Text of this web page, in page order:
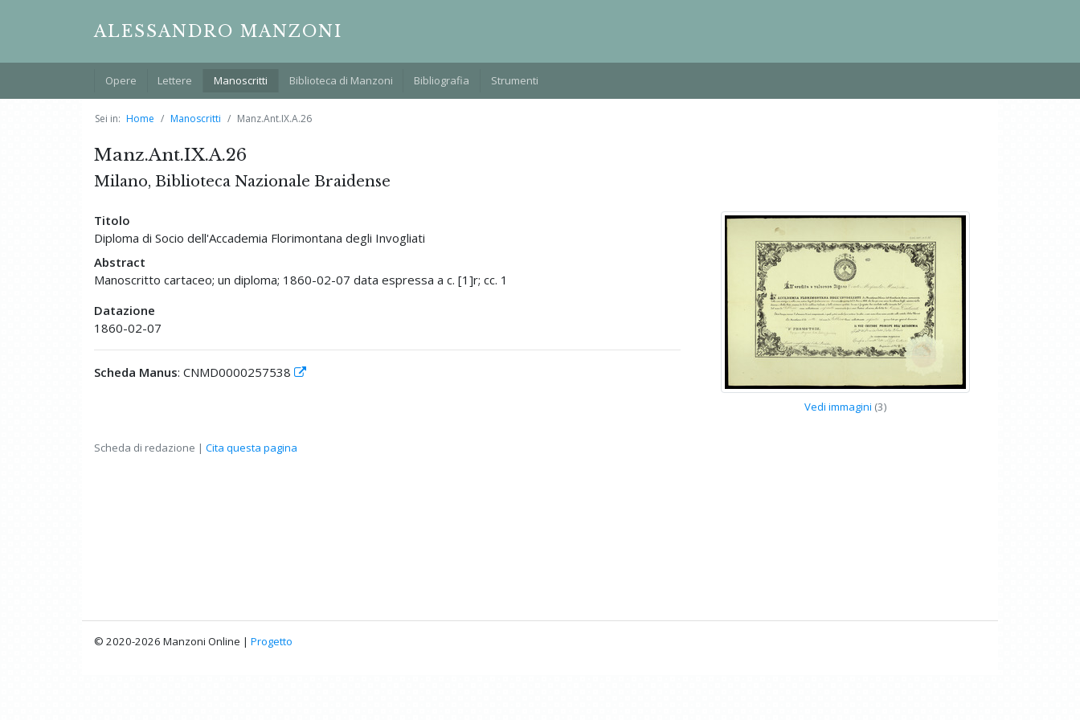
ALESSANDRO MANZONI
Opere Lettere Manoscritti Biblioteca di Manzoni Bibliografia Strumenti
Sei in: Home Manoscritti Manz.Ant.IX.A.26
Manz.Ant.IX.A.26
Milano, Biblioteca Nazionale Braidense
Titolo
Diploma di Socio dell'Accademia Florimontana degli Invogliati
Abstract
Manoscritto cartaceo; un diploma; 1860-02-07 data espressa a c. [1]r; cc. 1
Datazione
1860-02-07
Scheda Manus: CNMD0000257538
Vedi immagini (3)
Scheda di redazione | Cita questa pagina
© 2020-2026 Manzoni Online | Progetto